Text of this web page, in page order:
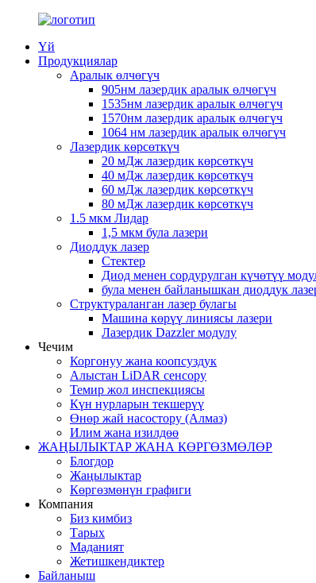
Үй
Продукциялар
Аралык өлчөгүч
905нм лазердик аралык өлчөгүч
1535нм лазердик аралык өлчөгүч
1570нм лазердик аралык өлчөгүч
1064 нм лазердик аралык өлчөгүч
Лазердик көрсөткүч
20 мДж лазердик көрсөткүч
40 мДж лазердик көрсөткүч
60 мДж лазердик көрсөткүч
80 мДж лазердик көрсөткүч
1.5 мкм Лидар
1,5 мкм була лазери
Диоддук лазер
Стектер
Диод менен сордурулган күчөтүү
була менен байланышкан диоддук
Структураланган лазер булагы
Машина көрүү линиясы лазери
Лазердик Dazzler модулу
Чечим
Коргонуу жана коопсуздук
Алыстан LiDAR сенсору
Темир жол инспекциясы
Күн нурларын текшерүү
Өнөр жай насостору (Алмаз)
Илим жана изилдөө
ЖАҢЫЛЫКТАР ЖАНА КӨРГӨЗМӨЛӨР
Блогдор
Жаңылыктар
Көргөзмөнүн графиги
Компания
Биз кимбиз
Тарых
Маданият
Жетишкендиктер
Байланыш